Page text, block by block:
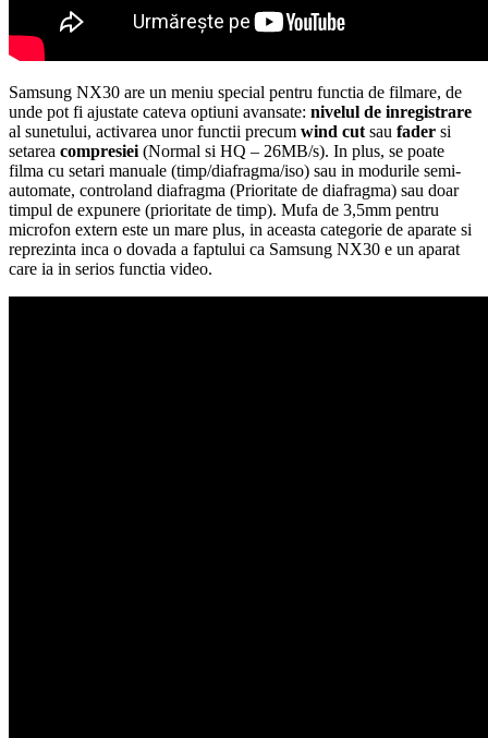
Samsung NX30 are un meniu special pentru functia de filmare, de
unde pot fi ajustate cateva optiuni avansate: nivelul de inregistrare
al sunetului, activarea unor functii precum wind cut sau fader si
setarea compresiei (Normal si HQ – 26MB/s). In plus, se poate
filma cu setari manuale (timp/diafragma/iso) sau in modurile semi-
automate, controland diafragma (Prioritate de diafragma) sau doar
timpul de expunere (prioritate de timp). Mufa de 3,5mm pentru
microfon extern este un mare plus, in aceasta categorie de aparate si
reprezinta inca o dovada a faptului ca Samsung NX30 e un aparat
care ia in serios functia video.